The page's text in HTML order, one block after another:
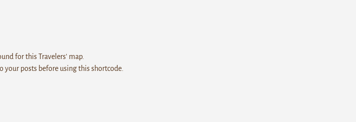
for this Travelers' map.
your posts before using this shortcode.